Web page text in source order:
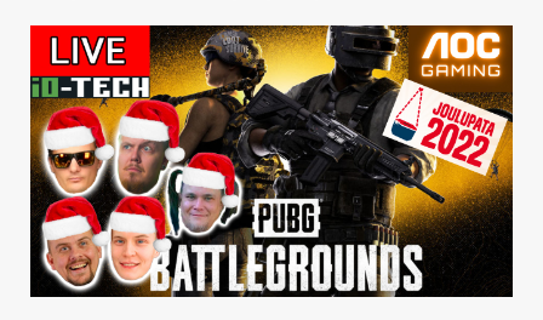
HAKU